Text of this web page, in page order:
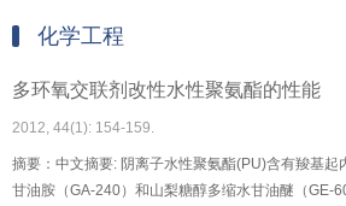
化学工程
多环氧交联剂改性水性聚氨酯的性能
2012, 44(1): 154-159.
摘要：中文摘要: 阴离子水性聚氨酯(PU)含有羧基
甘油胺（GA-240）和山梨糖醇多缩水甘油醚（GE-